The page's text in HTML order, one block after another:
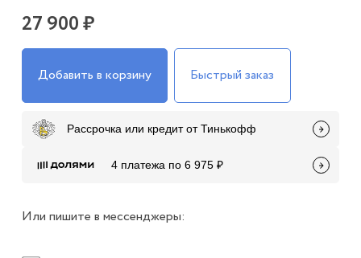
27 900 ₽
Добавить в корзину Быстрый заказ
Рассрочка или кредит от Тинькофф
4 платежа по 6 975 ₽
Или пишите в мессенджеры: